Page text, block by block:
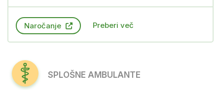
Naročanje Preberi več
SPLOŠNE AMBULANTE